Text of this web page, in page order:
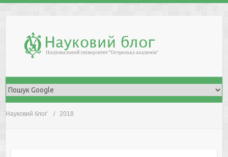
Науковий блоґ 2018